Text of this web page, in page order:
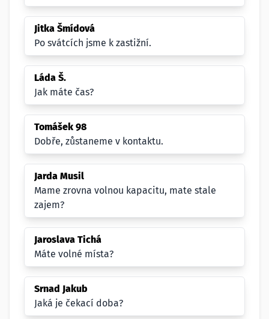
Jitka Šmídová
Po svátcích jsme k zastižní.
Láda Š.
Jak máte čas?
Tomášek 98
Dobře, zůstaneme v kontaktu.
Jarda Musil
Mame zrovna volnou kapacitu, mate stale
zajem?
Jaroslava Tichá
Máte volné místa?
Srnad Jakub
Jaká je čekací doba?